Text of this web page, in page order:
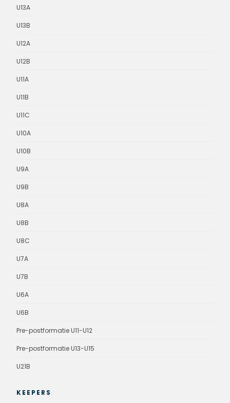
U13A
U13B
U12A
U12B
U11A
U11B
U11C
U10A
U10B
U9A
U9B
U8A
U8B
U8C
U7A
U7B
U6A
U6B
Pre-postformatie U11-U12
Pre-postformatie U13-U15
U21B
KEEPERS